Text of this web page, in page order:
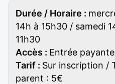
Durée / Horaire :
14h à 15h30 / samedi
11h30
Accès : Entrée payante
Tarif : Sur inscription /
parent : 5€